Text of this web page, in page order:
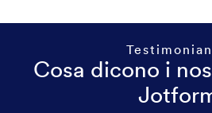
Cosa dicono i